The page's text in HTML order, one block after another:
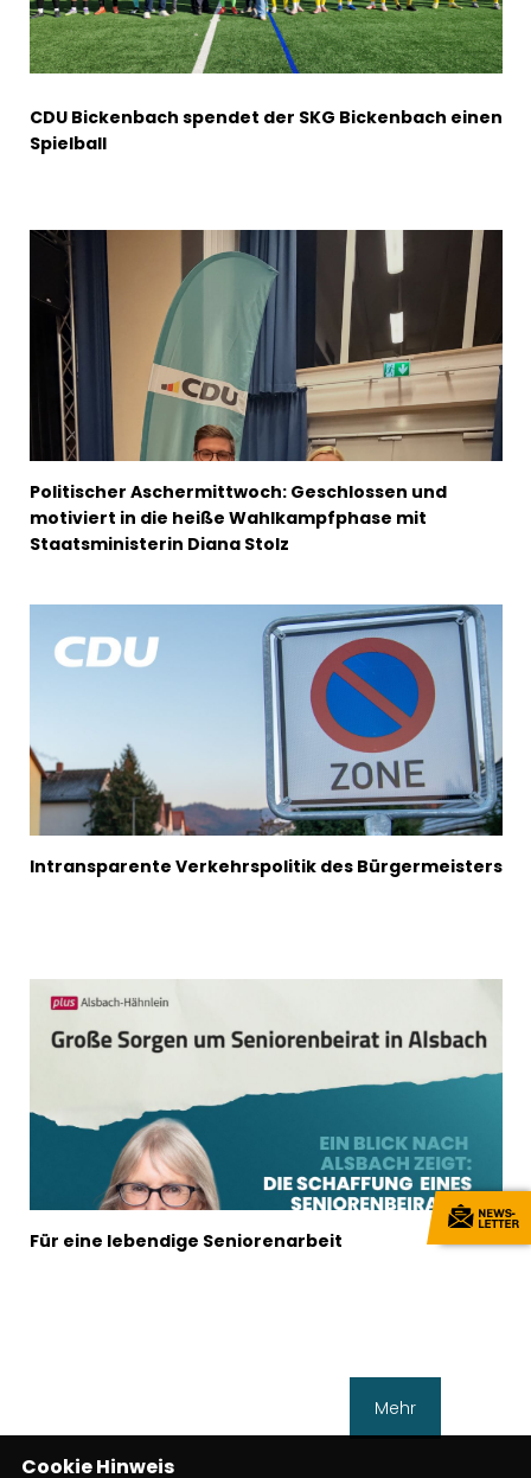
CDU Bickenbach spendet der SKG Bickenbach einen
Spielball
Politischer Aschermittwoch: Geschlossen und
motiviert in die heiße Wahlkampfphase mit
Staatsministerin Diana Stolz
Intransparente Verkehrspolitik des Bürgermeisters
Für eine lebendige Seniorenarbeit
Mehr
Cookie Hinweis